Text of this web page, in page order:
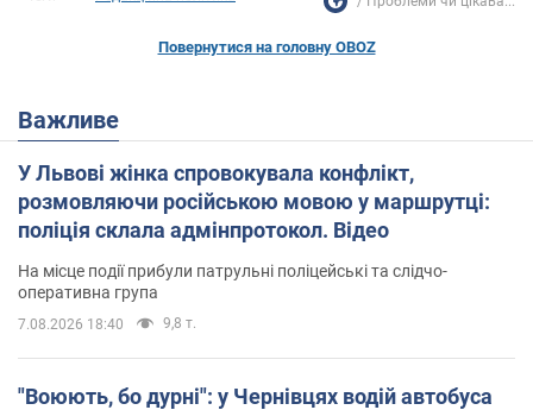
Повернутися на головну OBOZ
Важливе
У Львові жінка спровокувала конфлікт,
розмовляючи російською мовою у маршрутці:
поліція склала адмінпротокол. Відео
На місце події прибули патрульні поліцейські та слідчо-
оперативна група
7.08.2026 18:40 9,8 т.
"Воюють, бо дурні": у Чернівцях водій автобуса